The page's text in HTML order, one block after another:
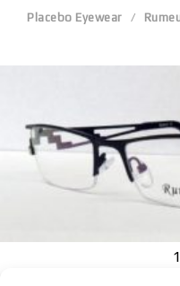
Placebo Eyewear